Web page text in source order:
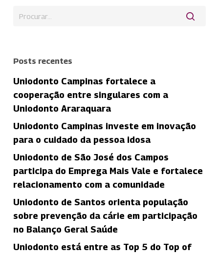
Posts recentes
Uniodonto Campinas fortalece a
cooperação entre singulares com a
Uniodonto Araraquara
Uniodonto Campinas investe em inovação
para o cuidado da pessoa idosa
Uniodonto de São José dos Campos
participa do Emprega Mais Vale e fortalece
relacionamento com a comunidade
Uniodonto de Santos orienta população
sobre prevenção da cárie em participação
no Balanço Geral Saúde
Uniodonto está entre as Top 5 do Top of